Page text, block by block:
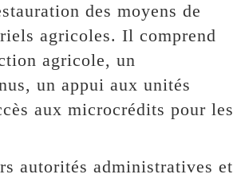
des moyens de
agricoles. Il comprend
agricole, un
un appui aux unités
aux microcrédits pour les
autorités administratives et